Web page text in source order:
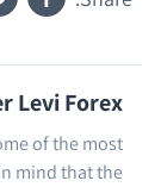
Levi Forex
of the most
mind that the